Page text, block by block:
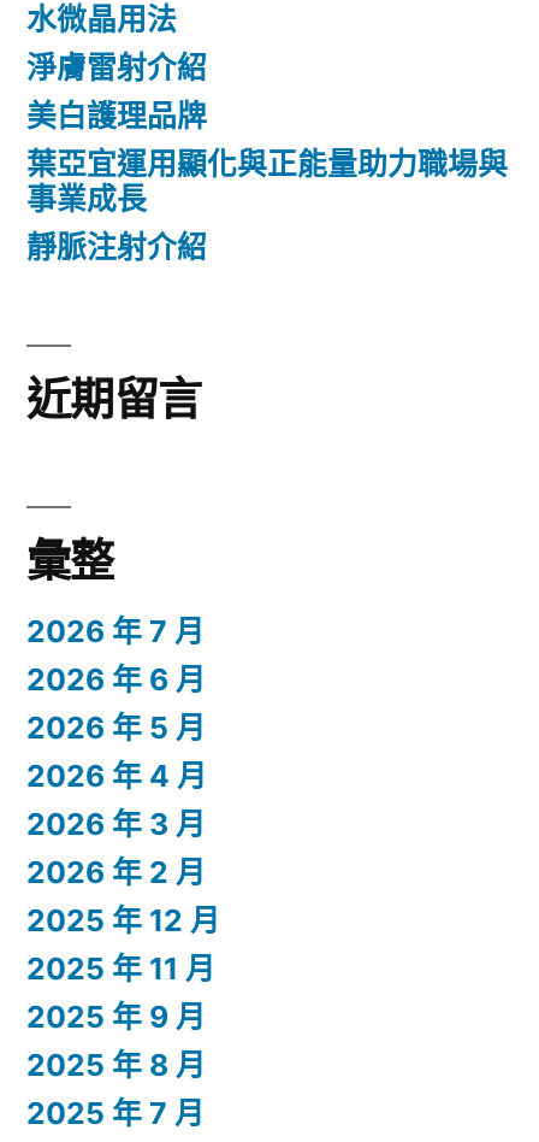
水微晶用法
淨膚雷射介紹
美白護理品牌
葉亞宜運用顯化與正能量助力職場與
事業成長
靜脈注射介紹
近期留言
彙整
2026 年 7 月
2026 年 6 月
2026 年 5 月
2026 年 4 月
2026 年 3 月
2026 年 2 月
2025 年 12 月
2025 年 11 月
2025 年 9 月
2025 年 8 月
2025 年 7 月